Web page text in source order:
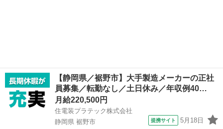
【静岡県／裾野市】大手製造メーカーの正社
員募集／転勤なし／土日休み／年収例40…
月給220,500円
住電装プラテック株式会社
静岡県 裾野市
提携サイト 5月18日